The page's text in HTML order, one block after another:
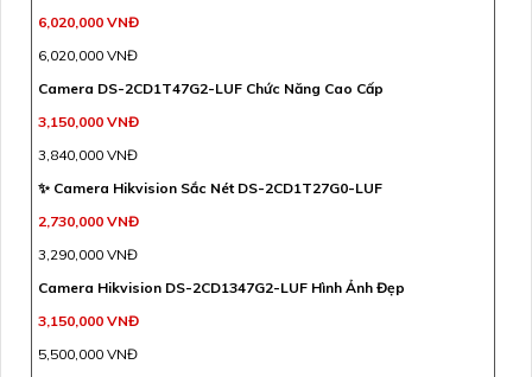
6,020,000 VNĐ
6,020,000 VNĐ
Camera DS-2CD1T47G2-LUF Chức Năng Cao Cấp
3,150,000 VNĐ
3,840,000 VNĐ
✨ Camera Hikvision Sắc Nét DS-2CD1T27G0-LUF
2,730,000 VNĐ
3,290,000 VNĐ
Camera Hikvision DS-2CD1347G2-LUF Hình Ảnh Đẹp
3,150,000 VNĐ
5,500,000 VNĐ